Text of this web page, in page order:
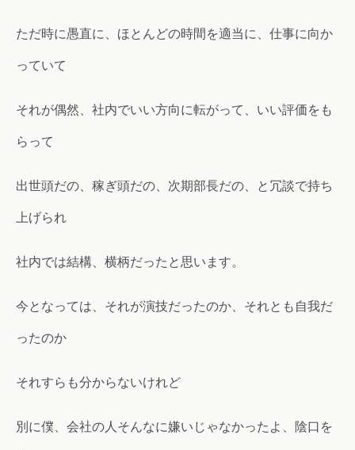
ただ時に愚直に、ほとんどの時間を適当に、仕事に向か
っていて
それが偶然、社内でいい方向に転がって、いい評価をも
らって
出世頭だの、稼ぎ頭だの、次期部長だの、と冗談で持ち
上げられ
社内では結構、横柄だったと思います。
今となっては、それが演技だったのか、それとも自我だ
ったのか
それすらも分からないけれど
別に僕、会社の人そんなに嫌いじゃなかったよ、陰口を